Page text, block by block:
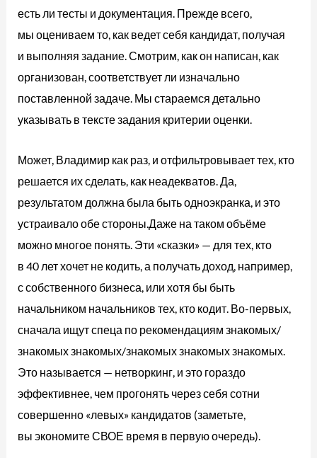
есть ли тесты и документация. Прежде всего,
мы оцениваем то, как ведет себя кандидат, получая
и выполняя задание. Смотрим, как он написан, как
организован, соответствует ли изначально
поставленной задаче. Мы стараемся детально
указывать в тексте задания критерии оценки.
Может, Владимир как раз, и отфильтровывает тех, кто
решается их сделать, как неадекватов. Да,
результатом должна была быть одноэкранка, и это
устраивало обе стороны.Даже на таком объёме
можно многое понять. Эти «сказки» — для тех, кто
в 40 лет хочет не кодить, а получать доход, например,
с собственного бизнеса, или хотя бы быть
начальником начальников тех, кто кодит. Во-первых,
сначала ищут спеца по рекомендациям знакомых/
знакомых знакомых/знакомых знакомых знакомых.
Это называется — нетворкинг, и это гораздо
эффективнее, чем прогонять через себя сотни
совершенно «левых» кандидатов (заметьте,
вы экономите СВОЕ время в первую очередь).